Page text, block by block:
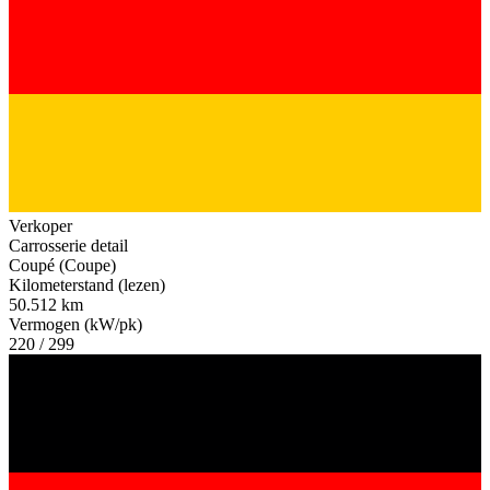
Verkoper
Carrosserie detail
Coupé (Coupe)
Kilometerstand (lezen)
50.512 km
Vermogen (kW/pk)
220 / 299